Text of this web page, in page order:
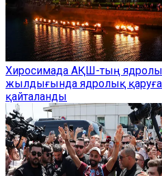
Хиросимада АҚШ-тың
жылдығында ядролық
қайталанды